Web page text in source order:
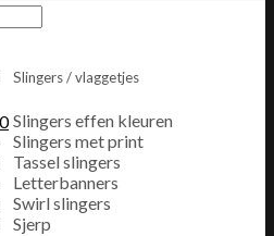
Slingers / vlaggetjes
Slingers effen kleuren
Slingers met print
Tassel slingers
Letterbanners
Swirl slingers
Sjerp